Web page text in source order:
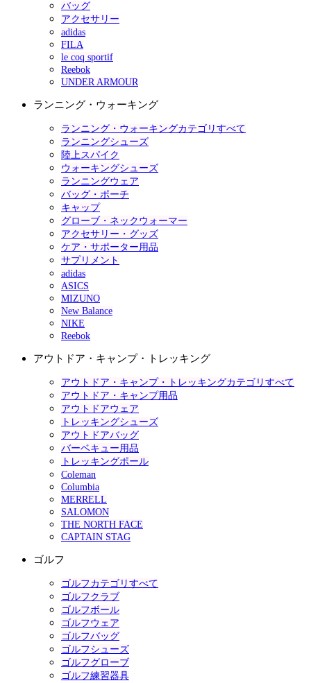
バッグ
アクセサリー
adidas
FILA
le coq sportif
Reebok
UNDER ARMOUR
ランニング・ウォーキング
ランニング・ウォーキングカテゴリすべて
ランニングシューズ
陸上スパイク
ウォーキングシューズ
ランニングウェア
バッグ・ポーチ
キャップ
グローブ・ネックウォーマー
アクセサリー・グッズ
ケア・サポーター用品
サプリメント
adidas
ASICS
MIZUNO
New Balance
NIKE
Reebok
アウトドア・キャンプ・トレッキング
アウトドア・キャンプ・トレッキングカテゴリすべて
アウトドア・キャンプ用品
アウトドアウェア
トレッキングシューズ
アウトドアバッグ
バーベキュー用品
トレッキングポール
Coleman
Columbia
MERRELL
SALOMON
THE NORTH FACE
CAPTAIN STAG
ゴルフ
ゴルフカテゴリすべて
ゴルフクラブ
ゴルフボール
ゴルフウェア
ゴルフバッグ
ゴルフシューズ
ゴルフグローブ
ゴルフ練習器具